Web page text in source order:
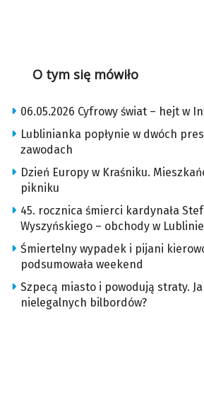
O tym się mówiło
06.05.2026 Cyfrowy świat – hejt w
Lublinianka popłynie w dwóch
zawodach
Dzień Europy w Kraśniku.
pikniku
45. rocznica śmierci kardynała
Wyszyńskiego – obchody w Lublinie
Śmiertelny wypadek i pijani
podsumowała weekend
Szpecą miasto i powodują straty.
nielegalnych bilbordów?